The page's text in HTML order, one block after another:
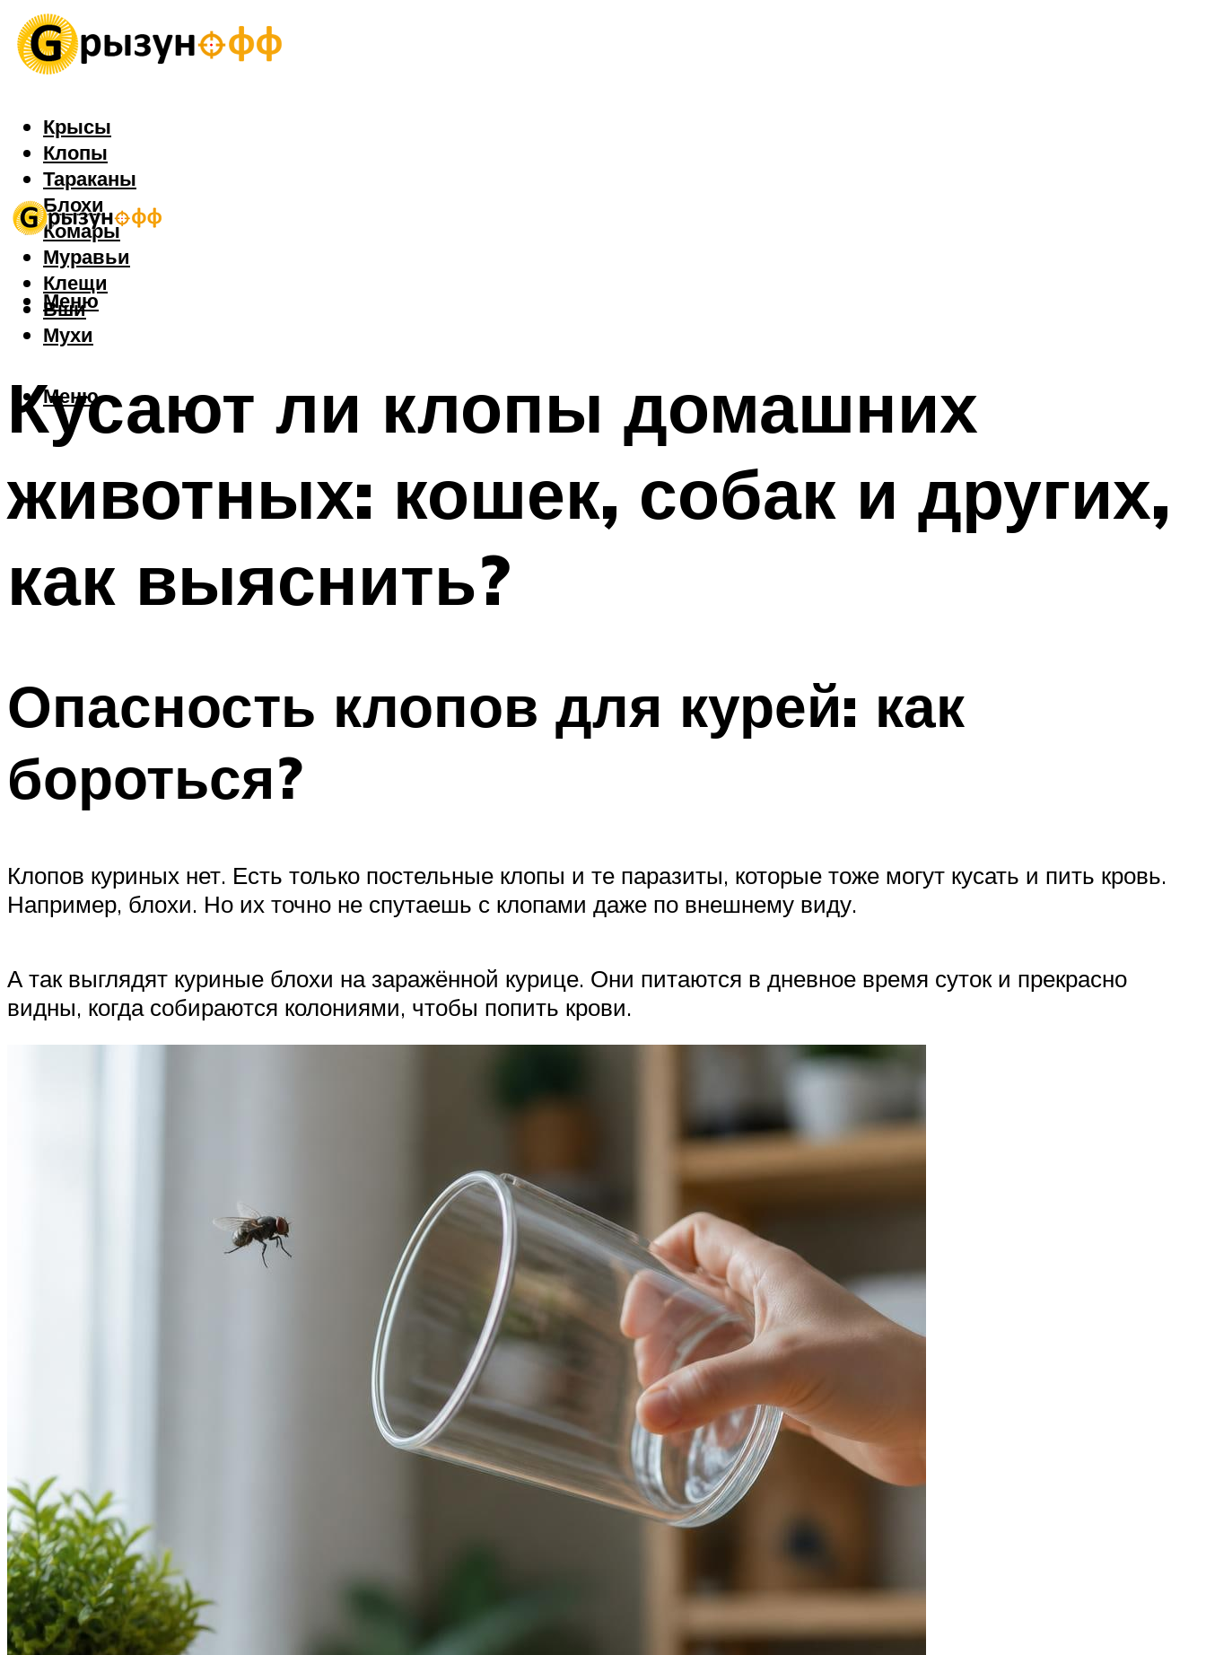
Крысы
Клопы
Тараканы
Блохи
Комары
Муравьи
Клещи
Вши
Мухи
Меню
Меню
Кусают ли клопы домашних
животных: кошек, собак и других,
как выяснить?
Опасность клопов для курей: как
бороться?
Клопов куриных нет. Есть только постельные клопы и те паразиты, которые тоже могут кусать и пить кровь.
Например, блохи. Но их точно не спутаешь с клопами даже по внешнему виду.
А так выглядят куриные блохи на заражённой курице. Они питаются в дневное время суток и прекрасно
видны, когда собираются колониями, чтобы попить крови.